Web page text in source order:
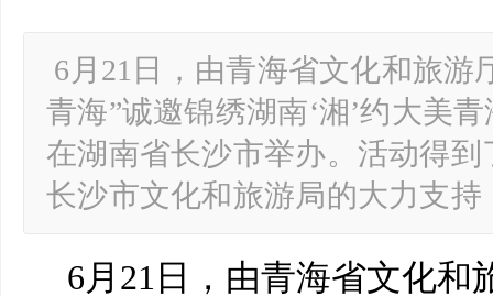
6月21日，由青海省文化和旅游
青海”诚邀锦绣湖南‘湘’约大美
在湖南省长沙市举办。活动得
长沙市文化和旅游局的大力支
6月21日，由青海省文化和